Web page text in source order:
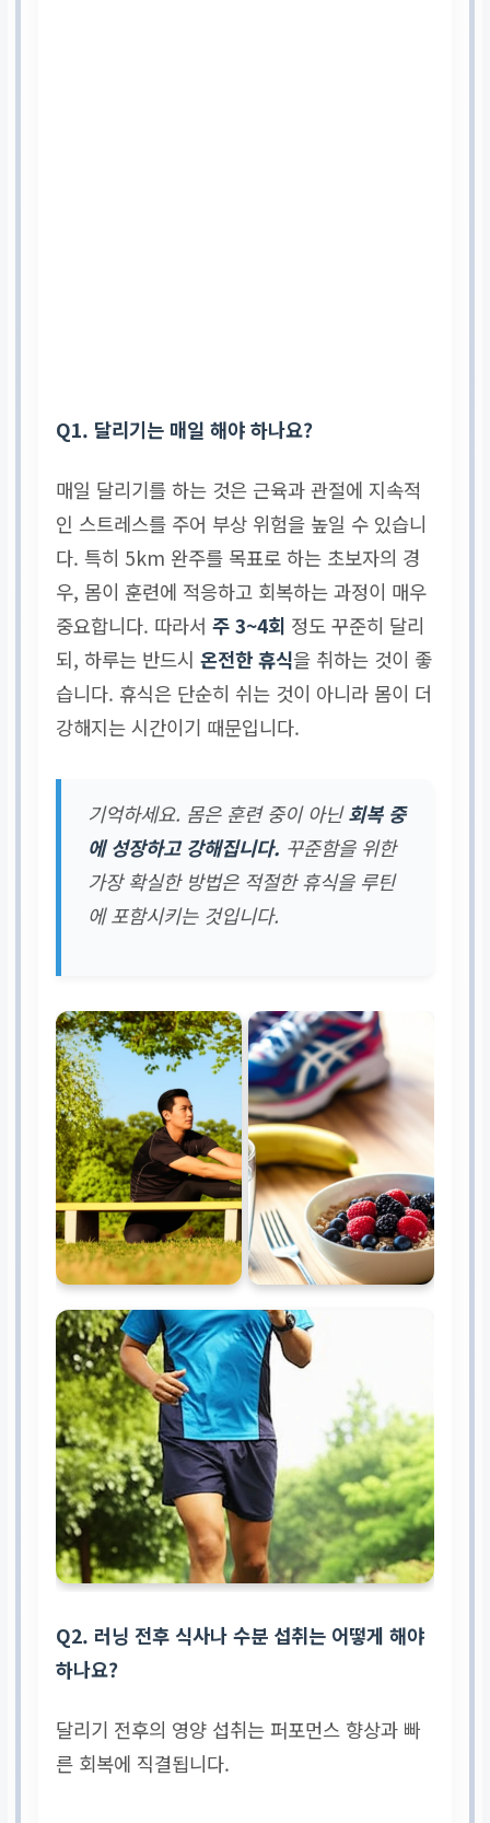
Q1. 달리기는 매일 해야 하나요?
매일 달리기를 하는 것은 근육과 관절에 지속적
인 스트레스를 주어 부상 위험을 높일 수 있습니
다. 특히 5km 완주를 목표로 하는 초보자의 경
우, 몸이 훈련에 적응하고 회복하는 과정이 매우
중요합니다. 따라서 주 3~4회 정도 꾸준히 달리
되, 하루는 반드시 온전한 휴식을 취하는 것이 좋
습니다. 휴식은 단순히 쉬는 것이 아니라 몸이 더
강해지는 시간이기 때문입니다.
기억하세요. 몸은 훈련 중이 아닌회복 중
에 성장하고 강해집니다. 꾸준함을 위한
가장 확실한 방법은 적절한 휴식을 루틴
에 포함시키는 것입니다.
Q2. 러닝 전후 식사나 수분 섭취는 어떻게 해야
하나요?
달리기 전후의 영양 섭취는 퍼포먼스 향상과 빠
른 회복에 직결됩니다.